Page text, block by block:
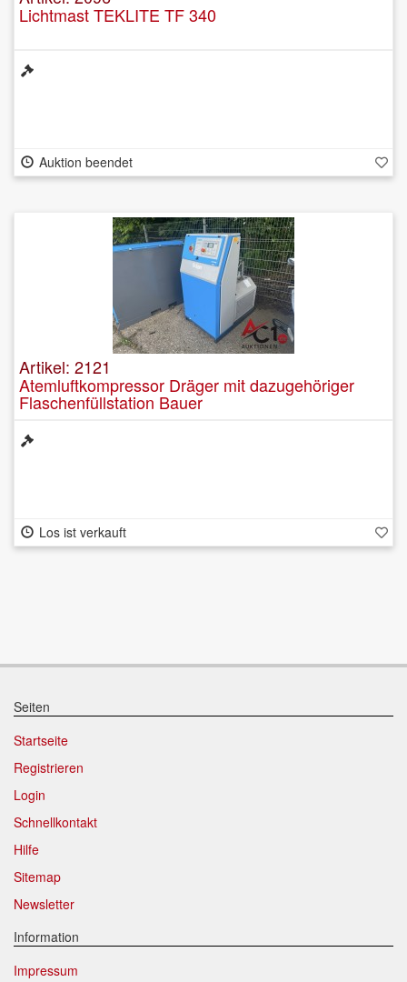
Lichtmast TEKLITE TF 340
Auktion beendet
Artikel: 2121
Atemluftkompressor Dräger mit dazugehöriger
Flaschenfüllstation Bauer
Los ist verkauft
Seiten
Startseite
Registrieren
Login
Schnellkontakt
Hilfe
Sitemap
Newsletter
Information
Impressum